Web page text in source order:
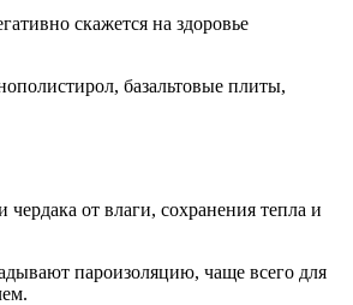
скажется на здоровье
базальтовые плиты,
от влаги, сохранения тепла и
пароизоляцию, чаще всего для